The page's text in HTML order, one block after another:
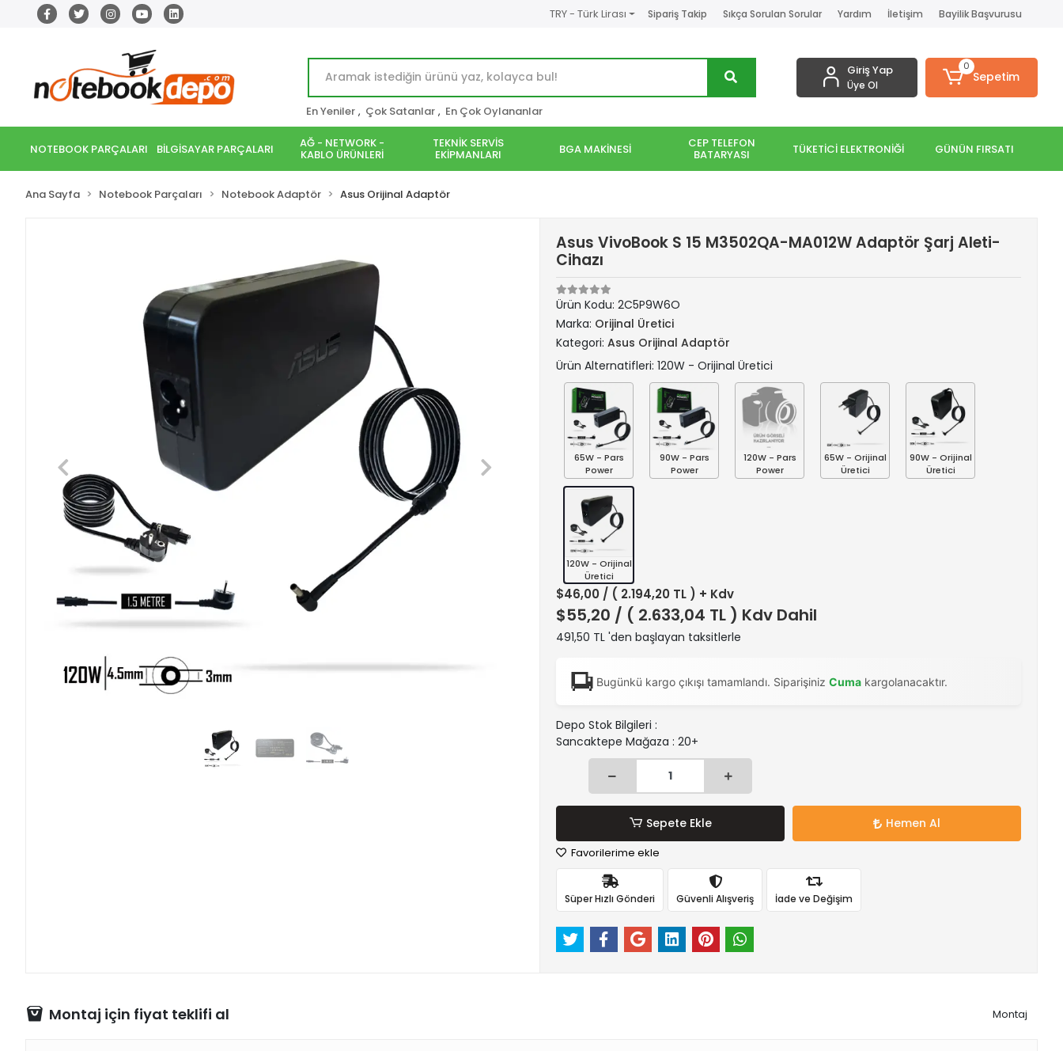
TRY - Türk Lirası Sipariş Takip Sıkça Sorulan Sorular Yardım İletişim Bayilik Başvurusu
En Yeniler , Çok Satanlar , En Çok Oylananlar
Giriş Yap
Üye Ol
0
Sepetim
NOTEBOOK PARÇALARI BİLGİSAYAR PARÇALARI AĞ - NETWORK -
KABLO ÜRÜNLERİ
TEKNİK SERVİS
EKİPMANLARI BGA MAKİNESİ CEP TELEFON
BATARYASI TÜKETİCİ ELEKTRONİĞİ GÜNÜN FIRSATI
Ana Sayfa Notebook Parçaları Notebook Adaptör Asus Orijinal Adaptör
Asus VivoBook S 15 M3502QA-MA012W Adaptör Şarj Aleti-
Cihazı
Ürün Kodu: 2C5P9W6O
Marka: Orijinal Üretici
Kategori: Asus Orijinal Adaptör
Ürün Alternatifleri: 120W - Orijinal Üretici
65W - Pars
Power
90W - Pars
Power
120W - Pars
Power
65W - Orijinal
Üretici
90W - Orijinal
Üretici
120W - Orijinal
Üretici
$46,00 / ( 2.194,20 TL ) + Kdv
$55,20 / ( 2.633,04 TL ) Kdv Dahil
491,50 TL 'den başlayan taksitlerle
Bugünkü kargo çıkışı tamamlandı. Siparişiniz Cuma kargolanacaktır.
Depo Stok Bilgileri :
Sancaktepe Mağaza : 20+
Sepete Ekle Hemen Al
Favorilerime ekle
Süper Hızlı Gönderi Güvenli Alışveriş İade ve Değişim
Montaj için fiyat teklifi al Montaj